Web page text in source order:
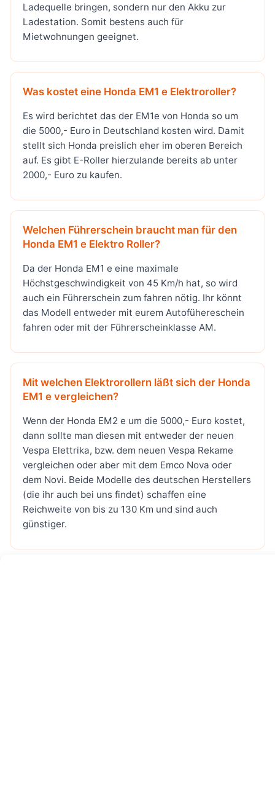
Ladequelle bringen, sondern nur den Akku zur
Ladestation. Somit bestens auch für
Mietwohnungen geeignet.
Was kostet eine Honda EM1 e Elektroroller?
Es wird berichtet das der EM1e von Honda so um
die 5000,- Euro in Deutschland kosten wird. Damit
stellt sich Honda preislich eher im oberen Bereich
auf. Es gibt E-Roller hierzulande bereits ab unter
2000,- Euro zu kaufen.
Welchen Führerschein braucht man für den
Honda EM1 e Elektro Roller?
Da der Honda EM1 e eine maximale
Höchstgeschwindigkeit von 45 Km/h hat, so wird
auch ein Führerschein zum fahren nötig. Ihr könnt
das Modell entweder mit eurem Autofühereschein
fahren oder mit der Führerscheinklasse AM.
Mit welchen Elektrorollern läßt sich der Honda
EM1 e vergleichen?
Wenn der Honda EM2 e um die 5000,- Euro kostet,
dann sollte man diesen mit entweder der neuen
Vespa Elettrika, bzw. dem neuen Vespa Rekame
vergleichen oder aber mit dem Emco Nova oder
dem Novi. Beide Modelle des deutschen Herstellers
(die ihr auch bei uns findet) schaffen eine
Reichweite von bis zu 130 Km und sind auch
günstiger.